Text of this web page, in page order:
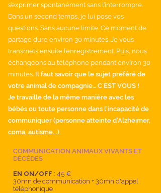
s’exprimer spontanément sans l’interrompre.
Dans un second temps, je lui pose vos
questions. Sans aucune limite. Ce moment de
partage dure environ 30 minutes. Je vous
transmets ensuite l’enregistrement. Puis, nous
échangeons au téléphone pendant environ 30
minutes. Il faut savoir que le sujet préféré de
votre animal de compagnie… C’EST VOUS !
Je travaille de la même manière avec les
bébés ou toute personne dans l'incapacité de
communiquer (personne atteinte d’Alzheimer,
coma, autisme...).
COMMUNICATION ANIMAUX VIVANTS ET
DÉCÉDÉS
EN ON/OFF : 45 €
30mn de communication + 30mn d'appel
téléphonique